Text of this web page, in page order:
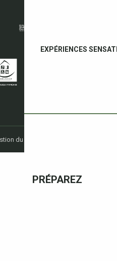
EXPÉRIENCES
PRÉPAREZ
du consentement